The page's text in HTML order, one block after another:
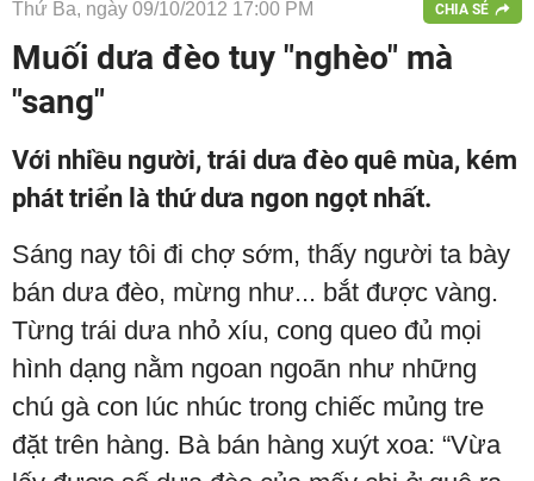
Thứ Ba, ngày 09/10/2012 17:00 PM CHIA SẺ
Muối dưa đèo tuy "nghèo" mà
"sang"
Với nhiều người, trái dưa đèo quê mùa, kém
phát triển là thứ dưa ngon ngọt nhất.
Sáng nay tôi đi chợ sớm, thấy người ta bày
bán dưa đèo, mừng như... bắt được vàng.
Từng trái dưa nhỏ xíu, cong queo đủ mọi
hình dạng nằm ngoan ngoãn như những
chú gà con lúc nhúc trong chiếc mủng tre
đặt trên hàng. Bà bán hàng xuýt xoa: “Vừa